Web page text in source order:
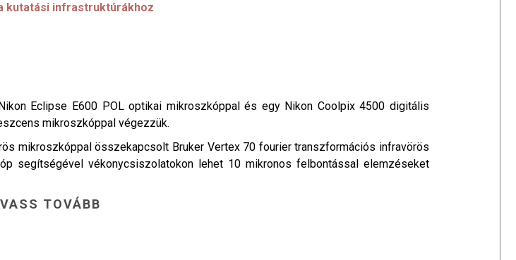
kutatási infrastruktúrákhoz
Eclipse E600 POL optikai mikroszkóppal és egy Nikon Coolpix 4500 digitális
mikroszkóppal végezzük.
mikroszkóppal összekapcsolt Bruker Vertex 70 fourier transzformációs infravörös
segítségével vékonycsiszolatokon lehet 10 mikronos felbontással elemzéseket
TOVÁBB